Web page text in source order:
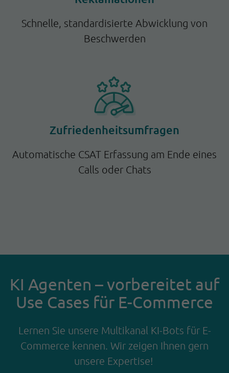
Schnelle, standardisierte Abwicklung von
Beschwerden
Zufriedenheitsumfragen
Automatische CSAT Erfassung am Ende eines
Calls oder Chats
KI Agenten – vorbereitet auf
Use Cases für E-Commerce
Lernen Sie unsere Multikanal KI-Bots für E-
Commerce kennen. Wir zeigen Ihnen gern
unsere Expertise!